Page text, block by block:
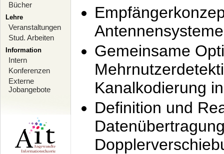
Bücher
Lehre
Veranstaltungen
Stud. Arbeiten
Information
Intern
Konferenzen
Externe
Jobangebote
Antennensysteme
Gemeinsame
Kanalkodierung
Definition und